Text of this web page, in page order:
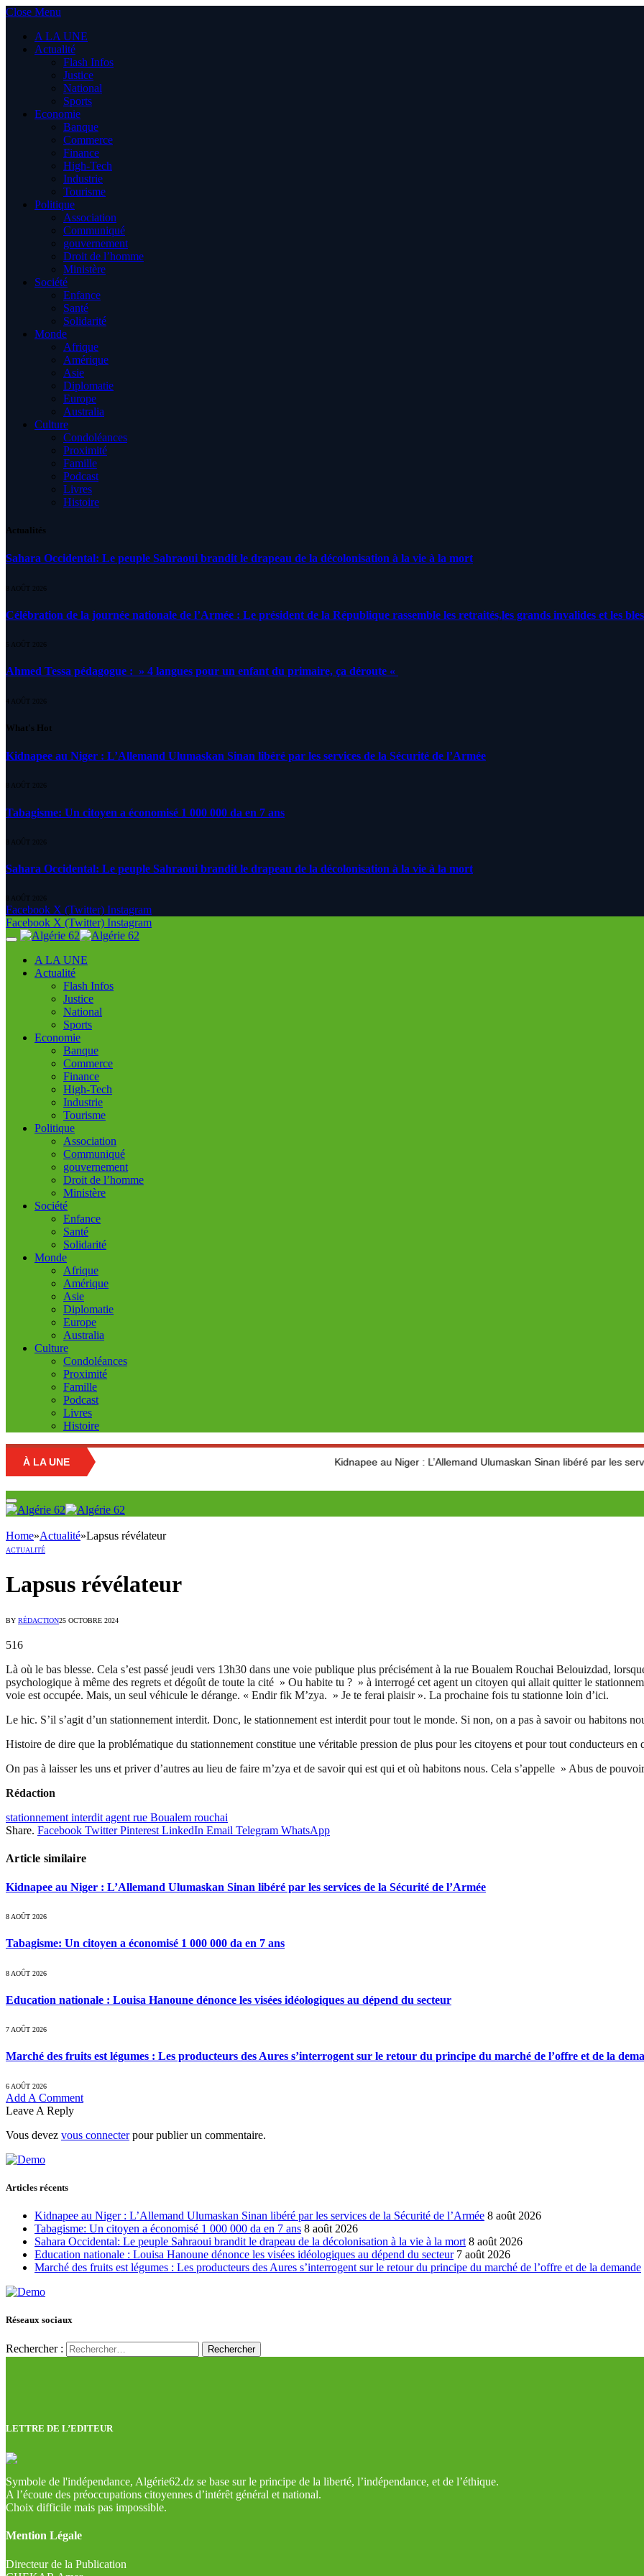
Close Menu
A LA UNE
Actualité
Flash Infos
Justice
National
Sports
Economie
Banque
Commerce
Finance
High-Tech
Industrie
Tourisme
Politique
Association
Communiqué
gouvernement
Droit de l’homme
Ministère
Société
Enfance
Santé
Solidarité
Monde
Afrique
Amérique
Asie
Diplomatie
Europe
Australia
Culture
Condoléances
Proximité
Famille
Podcast
Livres
Histoire
Actualités
Sahara Occidental: Le peuple Sahraoui brandit le drapeau de la décolonisation à la vie à la mort
8 AOÛT 2026
Célébration de la journée nationale de l’Armée : Le président de la République rassemble les retraités,les grands invalides et les
5 AOÛT 2026
Ahmed Tessa pédagogue : » 4 langues pour un enfant du primaire, ça déroute «
4 AOÛT 2026
What's Hot
Kidnapee au Niger : L’Allemand Ulumaskan Sinan libéré par les services de la Sécurité de l’Armée
8 AOÛT 2026
Tabagisme: Un citoyen a économisé 1 000 000 da en 7 ans
8 AOÛT 2026
Sahara Occidental: Le peuple Sahraoui brandit le drapeau de la décolonisation à la vie à la mort
8 AOÛT 2026
Facebook X (Twitter) Instagram
Facebook X (Twitter) Instagram
A LA UNE
Actualité
Flash Infos
Justice
National
Sports
Economie
Banque
Commerce
Finance
High-Tech
Industrie
Tourisme
Politique
Association
Communiqué
gouvernement
Droit de l’homme
Ministère
Société
Enfance
Santé
Solidarité
Monde
Afrique
Amérique
Asie
Diplomatie
Europe
Australia
Culture
Condoléances
Proximité
Famille
Podcast
Livres
Histoire
À LA UNE Kidnapee au Niger : L’Allemand Ulumaskan Sinan libéré par les services de la
Home»Actualité»Lapsus révélateur
ACTUALITÉ
Lapsus révélateur
BY RÉDACTION25 OCTOBRE 2024
516
Là où le bas blesse. Cela s’est passé jeudi vers 13h30 dans une voie publique plus précisément à la rue Boualem Rouchai Belouizdad,
psychologique à même des regrets et dégoût de toute la cité » Ou habite tu ? » à interrogé cet agent un citoyen qui allait quitter le
voie est occupée. Mais, un seul véhicule le dérange. « Endir fik M’zya. » Je te ferai plaisir ». La prochaine fois tu stationne loin d’ici.
Le hic. S’il s’agit d’un stationnement interdit. Donc, le stationnement est interdit pour tout le monde. Si non, on a pas à savoir ou habitons
Histoire de dire que la problématique du stationnement constitue une véritable pression de plus pour les citoyens et pour tout conducteurs en
On pas à laisser les uns et priver d’autres au lieu de faire m’zya et de savoir qui est qui et où habitons nous. Cela s’appelle » Abus de
Rédaction
stationnement interdit agent rue Boualem rouchai
Share. Facebook Twitter Pinterest LinkedIn Email Telegram WhatsApp
Article similaire
Kidnapee au Niger : L’Allemand Ulumaskan Sinan libéré par les services de la Sécurité de l’Armée
8 AOÛT 2026
Tabagisme: Un citoyen a économisé 1 000 000 da en 7 ans
8 AOÛT 2026
Education nationale : Louisa Hanoune dénonce les visées idéologiques au dépend du secteur
7 AOÛT 2026
Marché des fruits est légumes : Les producteurs des Aures s’interrogent sur le retour du principe du marché de l’offre et de la
6 AOÛT 2026
Add A Comment
Leave A Reply
Vous devez vous connecterpour publier un commentaire.
Articles récents
Kidnapee au Niger : L’Allemand Ulumaskan Sinan libéré par les services de la Sécurité de l’Armée 8 août 2026
Tabagisme: Un citoyen a économisé 1 000 000 da en 7 ans 8 août 2026
Sahara Occidental: Le peuple Sahraoui brandit le drapeau de la décolonisation à la vie à la mort 8 août 2026
Education nationale : Louisa Hanoune dénonce les visées idéologiques au dépend du secteur 7 août 2026
Marché des fruits est légumes : Les producteurs des Aures s’interrogent sur le retour du principe du marché de l’offre et de la demande
Réseaux sociaux
Rechercher :
LETTRE DE L’EDITEUR
Symbole de l'indépendance, Algérie62.dz se base sur le principe de la liberté, l’indépendance, et de l’éthique.
A l’écoute des préoccupations citoyennes d’intérêt général et national.
Choix difficile mais pas impossible.
Mention Légale
Directeur de la Publication